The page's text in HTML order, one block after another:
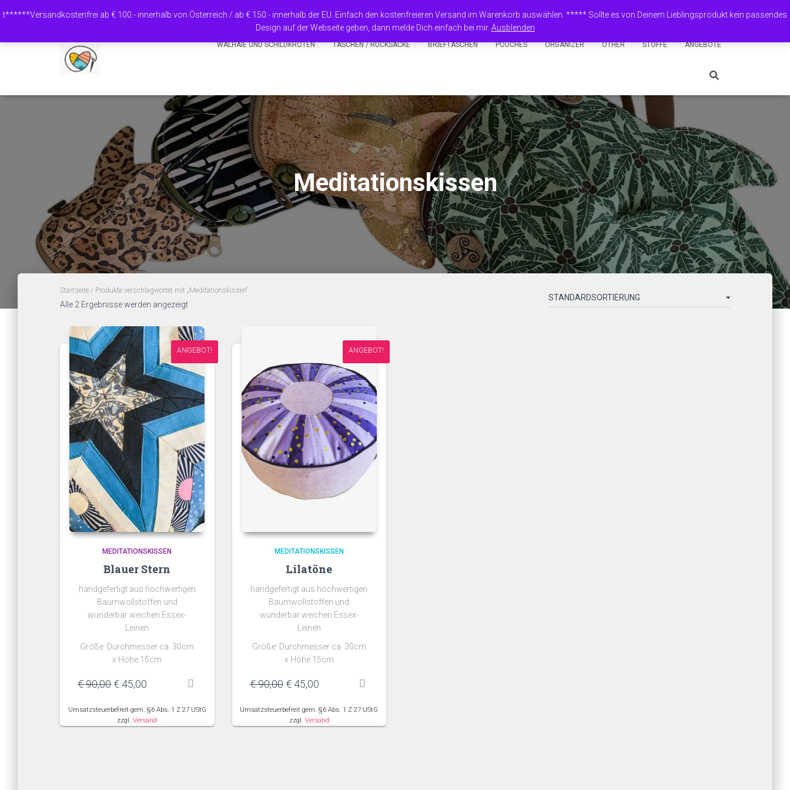
t******Versandkostenfrei ab € 100.- innerhalb von Österreich / ab € 150.- innerhalb der EU. Einfach den kostenfreieren Versand im Warenkorb auswählen. ***** Sollte es von Deinem Lieblingsprodukt kein passendes
Design auf der Webseite geben, dann melde Dich einfach bei mir. Ausblenden
Es befinden sich keine Produkte im Warenkorb. Shop Mein Konto English (UK) Deutsch
WALHAIE UND SCHILDKRÖTEN TASCHEN / RUCKSÄCKE BRIEFTASCHEN POUCHES ORGANIZER OTHER STOFFE ANGEBOTE
Meditationskissen
Startseite / Produkte verschlagwortet mit „Meditationskissen“
Alle 2 Ergebnisse werden angezeigt
ANGEBOT!
MEDITATIONSKISSEN
Blauer Stern
handgefertigt aus hochwertigen
Baumwollstoffen und
wunderbar weichen Essex-
Leinen
Größe: Durchmesser ca. 30cm
x Höhe 15cm
€90,00 Ursprünglicher
war:
€ 90,00
€ 45,00
ist:
€ 45,00.
Umsatzsteuerbefreit gem. §6 Abs. 1 Z 27 UStG
zzgl.Versand
ANGEBOT!
MEDITATIONSKISSEN
Lilatöne
handgefertigt aus hochwertigen
Baumwollstoffen und
wunderbar weichen Essex-
Leinen
Größe: Durchmesser ca. 30cm
x Höhe 15cm
€90,00 Ursprünglicher
war:
€ 90,00
€45,00Aktueller
ist:
€ 45,00.
Umsatzsteuerbefreit gem. §6 Abs. 1 Z 27 UStG
zzgl. Versand